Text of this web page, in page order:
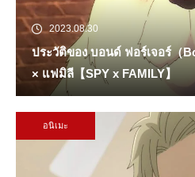
2023.08.30
ประวัติของ บอนด์ ฟอร์เจอร์（Bond Forger） ใน สปาย
× แฟมิลี【SPY x FAMILY】
อนิเมะ